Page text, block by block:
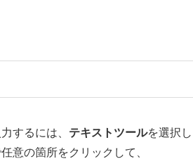
するには、 テキストツールを選択し
意の箇所をクリックして、